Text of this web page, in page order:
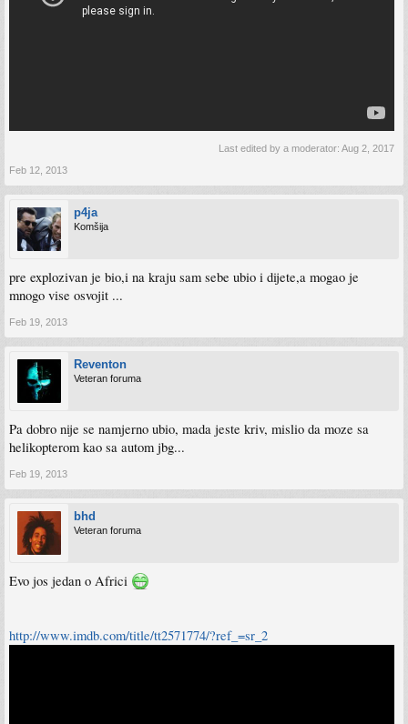
Last edited by a moderator: Aug 2, 2017
Feb 12, 2013
p4ja
Komšija
pre explozivan je bio,i na kraju sam sebe ubio i dijete,a mogao je
mnogo vise osvojit ...
Feb 19, 2013
Reventon
Veteran foruma
Pa dobro nije se namjerno ubio, mada jeste kriv, mislio da moze sa
helikopterom kao sa autom jbg...
Feb 19, 2013
bhd
Veteran foruma
Evo jos jedan o Africi
http://www.imdb.com/title/tt2571774/?ref_=sr_2